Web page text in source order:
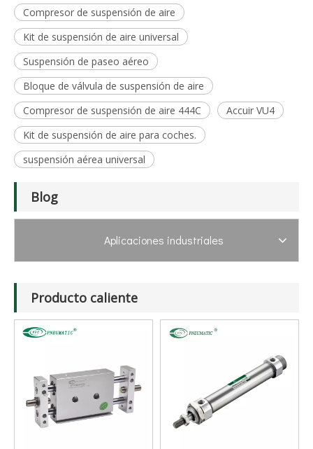
Compresor de suspensión de aire
Kit de suspensión de aire universal
Suspensión de paseo aéreo
Bloque de válvula de suspensión de aire
Compresor de suspensión de aire 444C
Accuir VU4
Kit de suspensión de aire para coches.
suspensión aérea universal
Blog
Aplicaciones industriales
Producto caliente